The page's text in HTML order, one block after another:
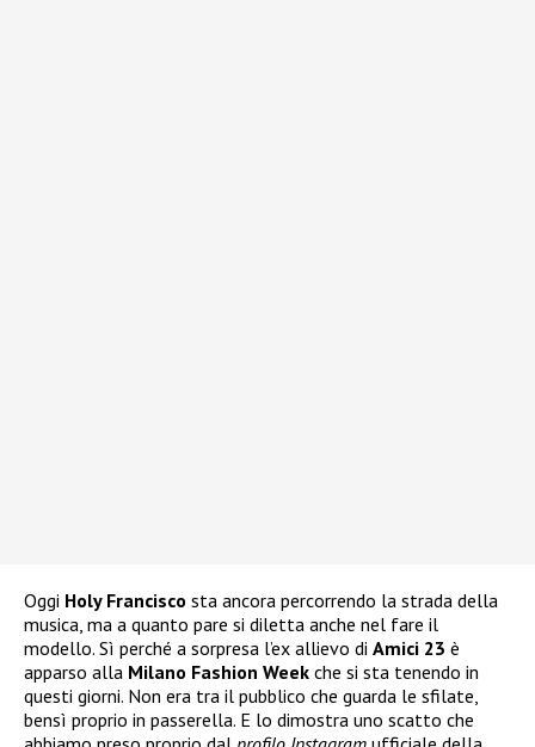
Oggi Holy Francisco sta ancora percorrendo la strada della
musica, ma a quanto pare si diletta anche nel fare il
modello. Sì perché a sorpresa l’ex allievo di Amici 23 è
apparso alla Milano Fashion Week che si sta tenendo in
questi giorni. Non era tra il pubblico che guarda le sfilate,
bensì proprio in passerella. E lo dimostra uno scatto che